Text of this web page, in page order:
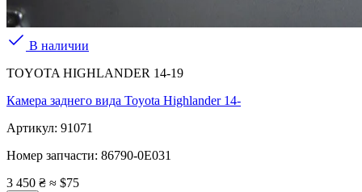
В наличии
TOYOTA HIGHLANDER 14-19
Камера заднего вида Toyota Highlander 14-
Артикул: 91071
Номер запчасти: 86790-0E031
3 450 ₴ ≈ $75